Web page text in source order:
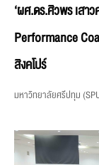
‘ผศ.ดร.ศิวพร เสา
Performance
สิงคโปร์
มหาวิทยาลัยศรีปทุม